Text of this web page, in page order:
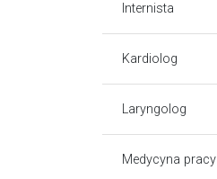
Internista
Kardiolog
Laryngolog
Medycyna pracy